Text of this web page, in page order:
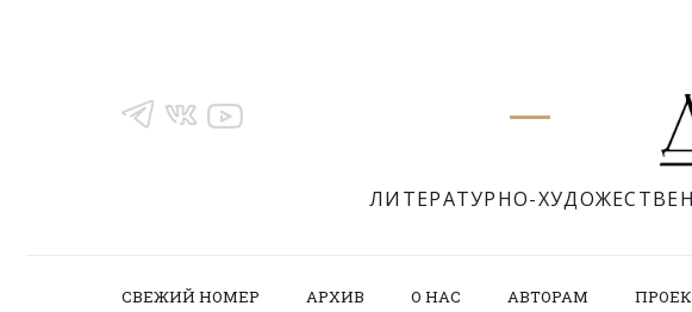
ЛИТЕРАТУРНО-
СВЕЖИЙ НОМЕР АРХИВ О НАС АВТОРАМ